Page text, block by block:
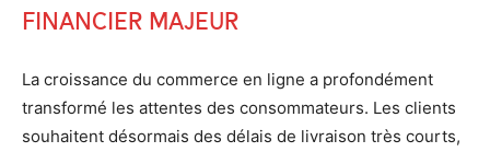
financier majeur
La croissance du commerce en ligne a profondément
transformé les attentes des consommateurs. Les clients
souhaitent désormais des délais de livraison très courts,